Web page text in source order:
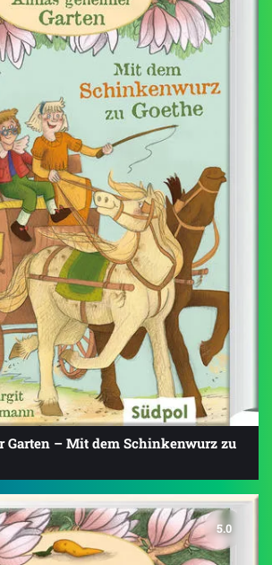
Garten – Mit dem Schinkenwurz zu
5.0